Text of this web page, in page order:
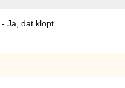
- Ja, dat klopt.